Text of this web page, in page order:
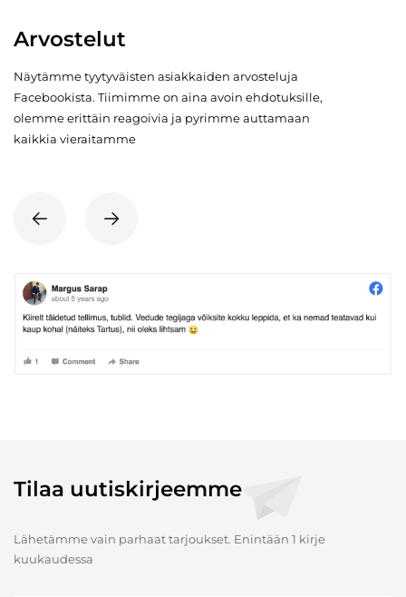
Arvostelut
Näytämme tyytyväisten asiakkaiden arvosteluja
Facebookista. Tiimimme on aina avoin ehdotuksille,
olemme erittäin reagoivia ja pyrimme auttamaan
kaikkia vieraitamme
Tilaa uutiskirjeemme
Lähetämme vain parhaat tarjoukset. Enintään 1 kirje
kuukaudessa